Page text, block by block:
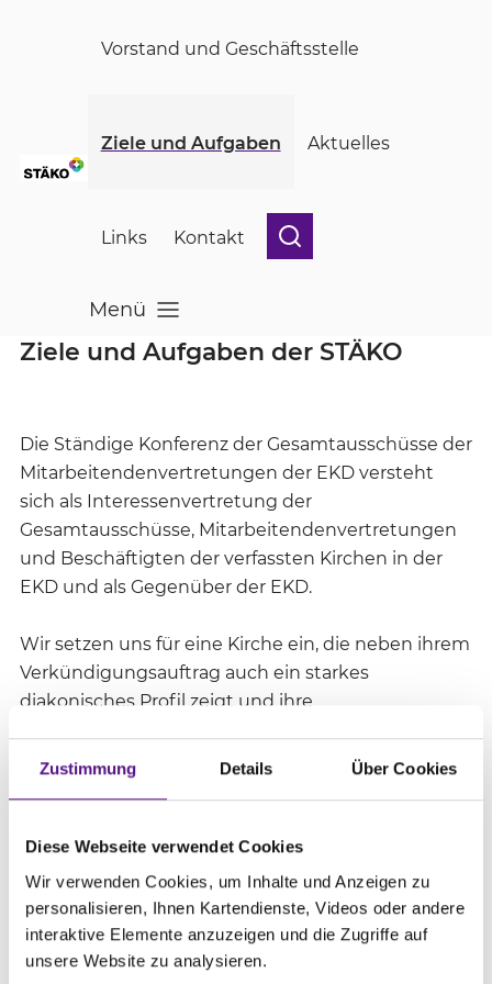
Zustimmung Details Über Cookies
Diese Webseite verwendet Cookies
Wir verwenden Cookies, um Inhalte und Anzeigen zu
personalisieren, Ihnen Kartendienste, Videos oder andere
interaktive Elemente anzuzeigen und die Zugriffe auf
unsere Website zu analysieren.
Vorstand und Geschäftsstelle
Ziele und Aufgaben Aktuelles
Links Kontakt
Menü
Menü öffnen
Ziele und Aufgaben der STÄKO
Die Ständige Konferenz der Gesamtausschüsse der
Mitarbeitendenvertretungen der EKD versteht
sich als Interessenvertretung der
Gesamtausschüsse, Mitarbeitendenvertretungen
und Beschäftigten der verfassten Kirchen in der
EKD und als Gegenüber der EKD.
Wir setzen uns für eine Kirche ein, die neben ihrem
Verkündigungsauftrag auch ein starkes
diakonisches Profil zeigt und ihre
Partner achtet.
im Mitarbeitendenvertretungsgesetz der EKD zu
verbessern und die Gesamtausschüsse in allen
mitarbeitendenvertretungsrechtlichen
Fragestellungen zu informieren, zu beraten und zu
unterstützen.